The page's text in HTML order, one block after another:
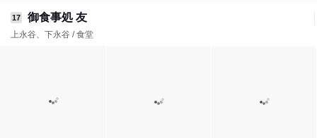
17 御食事処 友
上永谷、下永谷 / 食堂